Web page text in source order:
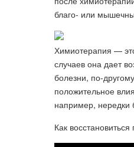
благо- или
Химиотерапия —
случаев она дает
болезни, по-
положительное
например, нередки
Как